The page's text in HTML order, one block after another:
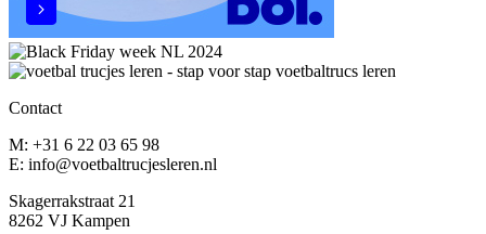
Contact
M: +31 6 22 03 65 98
E: info@voetbaltrucjesleren.nl
Skagerrakstraat 21
8262 VJ Kampen